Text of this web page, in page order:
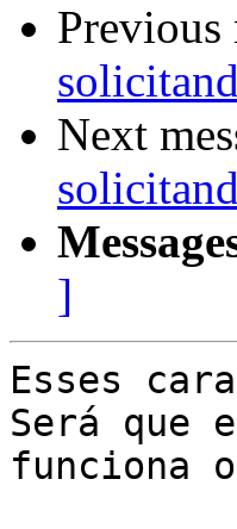
Previous
Next
]
Esses
Será que
funciona